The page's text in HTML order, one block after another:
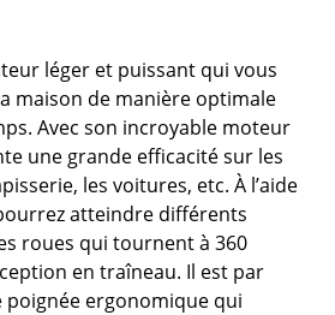
léger et puissant qui vous
maison de manière optimale
Avec son incroyable moteur
une grande efficacité sur les
les voitures, etc. À l’aide
atteindre différents
roues qui tournent à 360
en traîneau. Il est par
poignée ergonomique qui